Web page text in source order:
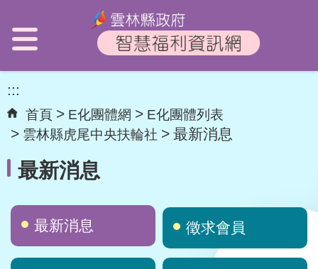
:::
首頁 E化團體網
E化團體列表
雲林縣虎尾中央扶輪社
最新消息
最新消息
最新消息 徵求會員